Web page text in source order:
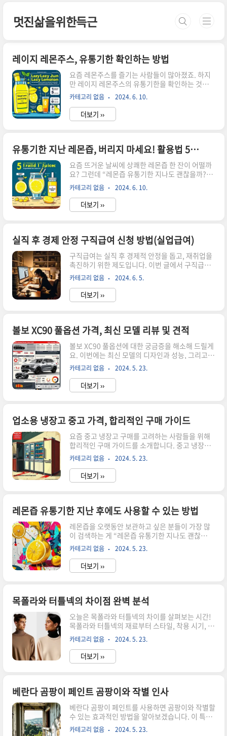
멋진삶을위한득근
레이지 레몬주스, 유통기한 확인하는 방법
요즘 레몬주스를 즐기는 사람들이 많아졌죠. 하지
만 레이지 레몬주스의 유통기한을 확인하는 것은
매우 중요합니다. 신선한 맛을 느끼기 위해서는 유
통기한을 꼭 확인해야 해요. 유통기한 확인을 소홀
히 하면 건강에도 영향을 미칠 수 있어요. 그렇다면
레이지 레몬주스의 유통기한을 어떻게 확인할 수
유통기한 확인을 철저히 하는 것이 중요해요.
요. 레이지 레몬주스의 맛과 특징 레이지 레몬주스
는 상큼하고 과일 향이 풍부한 맛으로 많은 이들에
게 사랑받는 음료수입니다. 신선한 레몬의 향과 과
일의 달콤함이 조화롭게 어우러져 상쾌한 맛을 선
사합니다. 이 주스는 레몬의 산미와 달콤함이 균형
있게 어우러져 있어 한 입마다 상큼하면서..
카테고리 없음 2024. 6. 10.
더보기 ››
유통기한 지난 레몬즙, 버리지 마세요! 활용법 5가지
요즘 뜨거운 날씨에 상쾌한 레몬즙 한 잔이 어떨까
요? 그런데 “레몬즙 유통기한 지나도 괜찮을까?”
고민되죠. 유통기한이 지난 레몬즙을 그냥 버리기
아깝다면, 먹어도 되는지 / 안전하게 활용할지(청
소·탈취) / 버릴지를 빠르게 정리해드릴게요.🍋 3
문항으로 바로 결론내 레몬즙, 지금 상태로 섭취 가
한 확인 방법레몬즙은 제품(100% 착즙/NFC/농
축/레몬주스 음료 등)과 보관 상태에 따라 “안전하
게 먹을 수 있는 기간”이 달라요. 가장 정확한 기준
은 제품 라벨(유통기한/소비기한/개봉 후 보관 방
법)입니다.1) 라벨 날짜 + 개봉 여부부터 확인 미개
봉이면 라벨 기준으로 판단하고, 개봉했다면 “개봉
후 보관” ..
카테고리 없음 2024. 6. 10.
더보기 ››
실직 후 경제 안정 구직급여 신청 방법(실업급여)
구직급여는 실직 후 경제적 안정을 돕고, 재취업을
촉진하기 위한 제도입니다. 이번 글에서 구직급여
의 신청 방법, 지급 기준, 수급 조건 및 기간에 대해
알려 드리겠습니다. 신청하기 위한 조건, 신청방법
을 확인 하시고 실업급여를 놓치지 않기를 바랍니
다. 구직급여 신청 방법 신청 대상: 고용보험에 가
청서 제출수급 자격 인정 신청필요 서류:신분증이
직 확인서통장 사본 지급 기준 및 수급액 지급액: 평
균 임금의 60%최소 지급액: 1일 60,120원 (2023
년 기준)최대 지급액: 1일 66,000원 (2023년 기
준) 구직급여 수급 조건실직 전 18개월 동안 최소
180일 이상 고용보험 가입비자발적 실직 (해고..
카테고리 없음 2024. 6. 5.
더보기 ››
볼보 XC90 풀옵션 가격, 최신 모델 리뷰 및 견적
볼보 XC90 풀옵션에 대한 궁금증을 해소해 드릴게
요. 이번에는 최신 모델의 디자인과 성능, 그리고
가격에 대해 자세히 알아보도록 하겠습니다. 볼보
XC90 풀옵션의 매력적인 특징과 견적을 받을 때 주
의해야 할 점까지 함께 살펴보겠습니다. 함께 즐겁
고 유쾌한 시간 보내시길 바라며, 지금 바로 볼보
과 럭셔리한 디자인이 결합된 차량으로, 운전자와
승객들에게 최고의 편안함을 선사합니다. 이 차량
은 안전성, 성능, 편의성 측면에서 뛰어난 특징을
갖고 있습니다.안전성첫째, 안전성 측면에서 볼보
XC90 풀옵션은 최첨단 안전 기술을 채택하여 운전
중의 위험을 최소화합니다. 충돌 회피 시스템, 차선
이탈 경보 시..
카테고리 없음 2024. 5. 23.
더보기 ››
업소용 냉장고 중고 가격, 합리적인 구매 가이드
요즘 중고 냉장고 구매를 고려하는 사람들을 위해
합리적인 구매 가이드를 소개합니다. 중고 냉장고
를 구매할 때 고려해야 할 가격 비교 전략, 신뢰할
수 있는 판매처 찾는 방법, 중고 제품 상태 확인 방
법, 그리고 가격 대비 성능 평가하는 방법에 대해 알
아봅시다. 중고 냉장고 구매를 고려 중이라면 이 가
매할 때, 다양한 옵션을 고려해야 합니다. 먼저, 비
슷한 모델의 중고 냉장고들을 여러 판매처에서 비
교해 보세요. 가격 차이가 상당할 수 있어요! 어떤
곳은 할인 행사를 하고 있을 수도 있고, 다른 곳은
품질이 높아서 더 비싸게 책정되어 있을 수도 있어
요. 따라서, 여러 판매처를 방문하고 가격을 비교해
보는 것이 ..
카테고리 없음 2024. 5. 23.
더보기 ››
레몬즙 유통기한 지난 후에도 사용할 수 있는 방법
레몬즙을 오랫동안 보관하고 싶은 분들이 가장 많
이 검색하는 게 “레몬즙 유통기한 지나도 괜찮
나?”, “유통기한 지난 레몬즙 활용”이에요. 핵심은
간단합니다. 섭취는 애매하면 피하고, 상태가 불안
하면 청소/탈취 같은 비섭취 활용로 돌리는 게 안전
해요. 아래에서 먹기/활용/폐기를 빠르게 정리해드
확인하세요. 3문항으로 섭취 가능/불가 체크 → 레
몬즙의 유통기한 연장을 위한 방법 레몬즙은 맛과
영양을 유지하기 위해 올바르게 보관하는 것이 중
요합니다. 레몬즙은 냉장고에 보관하면 신선함을
비교적 오래 유지할 수 있어요. 더 오래 보관하고 싶
다면 얼음 트레이에 소분 냉동한 뒤 밀봉해두면 “활
용”이 훨씬 쉬워집니다...
카테고리 없음 2024. 5. 23.
더보기 ››
목폴라와 터틀넥의 차이점 완벽 분석
오늘은 목폴라와 터틀넥의 차이를 살펴보는 시간!
목폴라와 터틀넥의 재료부터 스타일, 착용 시기, 그
리고 어울리는 아이템까지 완벽 분석해볼 텐데, 이
둘 사이에는 정말 많은 것들이 숨어있답니다. 그들
의 비밀을 파헤치는 재미로 가득한 여정, 함께 떠나
볼까요? 함께 읽으면서 웃음이 절로 나오는 즐거운
보겠습니다! 목폴라는 주로 면, 울, 폴리에스테르와
나일론 혼방 소재로 제작됩니다. 이러한 소재들은
피부에 부드럽고 편안한 착용감을 제공하며, 특히
면 소재는 통기성이 좋아 피부 문제가 있는 분들에
게도 적합합니다. 반면 터틀넥은 주로 양모, 코튼,
카테고리 없음 2024. 5. 23.
더보기 ››
베란다 곰팡이 페인트 곰팡이와 작별 인사
베란다 곰팡이 페인트를 사용하면 곰팡이와 작별할
수 있는 효과적인 방법을 알아보겠습니다. 이 특별
한 페인트는 곰팡이 예방과 관리에 큰 도움을 줍니
카테고리 없음 2024. 5. 23.